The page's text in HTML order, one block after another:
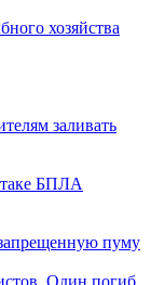
хозяйства
заливать
БПЛА
пуму
Один погиб